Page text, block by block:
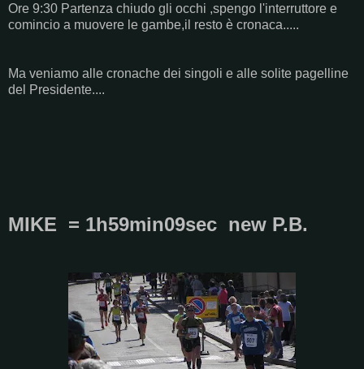
Ore 9:30 Partenza chiudo gli occhi ,spengo l'interruttore e
comincio a muovere le gambe,il resto è cronaca.....
Ma veniamo alle cronache dei singoli e alle solite pagelline
del Presidente....
MIKE = 1h59min09sec new P.B.